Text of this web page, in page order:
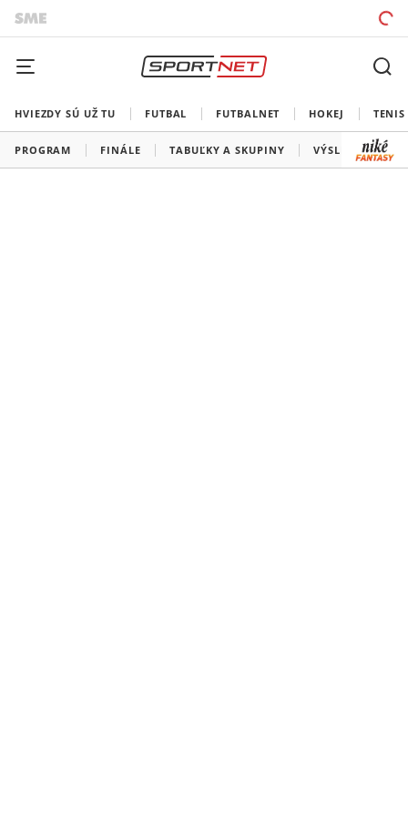
HVIEZDY SÚ UŽ TU FUTBAL FUTBALNET HOKEJ TENIS
PROGRAM FINÁLE TABUĽKY A SKUPINY VÝSLEDKY